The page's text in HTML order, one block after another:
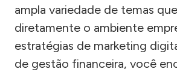
ampla variedade de temas
diretamente o ambiente
estratégias de marketing
de gestão financeira, você